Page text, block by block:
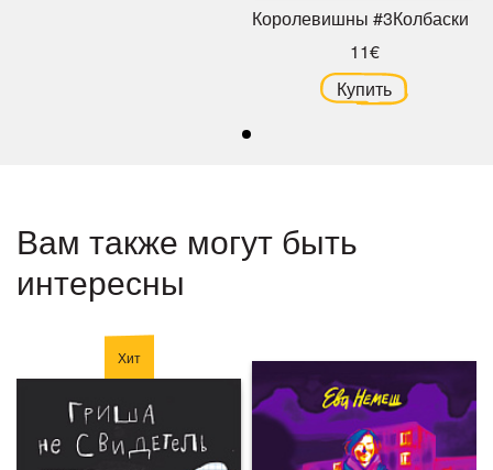
Королевишны #3Колбаски
11€
Купить
Вам также могут быть
интересны
Хит